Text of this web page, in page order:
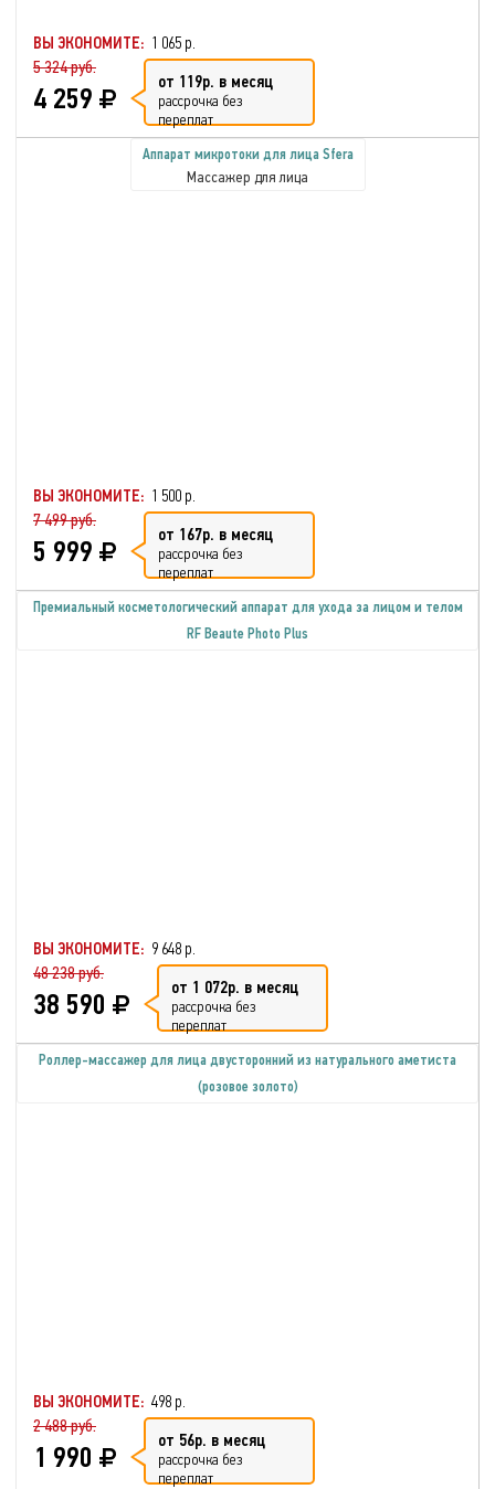
ВЫ ЭКОНОМИТЕ: 1 065 р.
5 324 руб.
4 259 от 119р. в месяц
рассрочка без
переплат
Аппарат микротоки для лица Sfera
Массажер для лица
ВЫ ЭКОНОМИТЕ: 1 500 р.
7 499 руб.
5 999 от 167р. в месяц
рассрочка без
переплат
Премиальный косметологический аппарат для ухода за лицом и телом
RF Beaute Photo Plus
ВЫ ЭКОНОМИТЕ: 9 648 р.
48 238 руб.
38 590 от 1 072р. в месяц
рассрочка без
переплат
Роллер-массажер для лица двусторонний из натурального аметиста
(розовое золото)
ВЫ ЭКОНОМИТЕ: 498 р.
2 488 руб.
1 990 от 56р. в месяц
рассрочка без
переплат